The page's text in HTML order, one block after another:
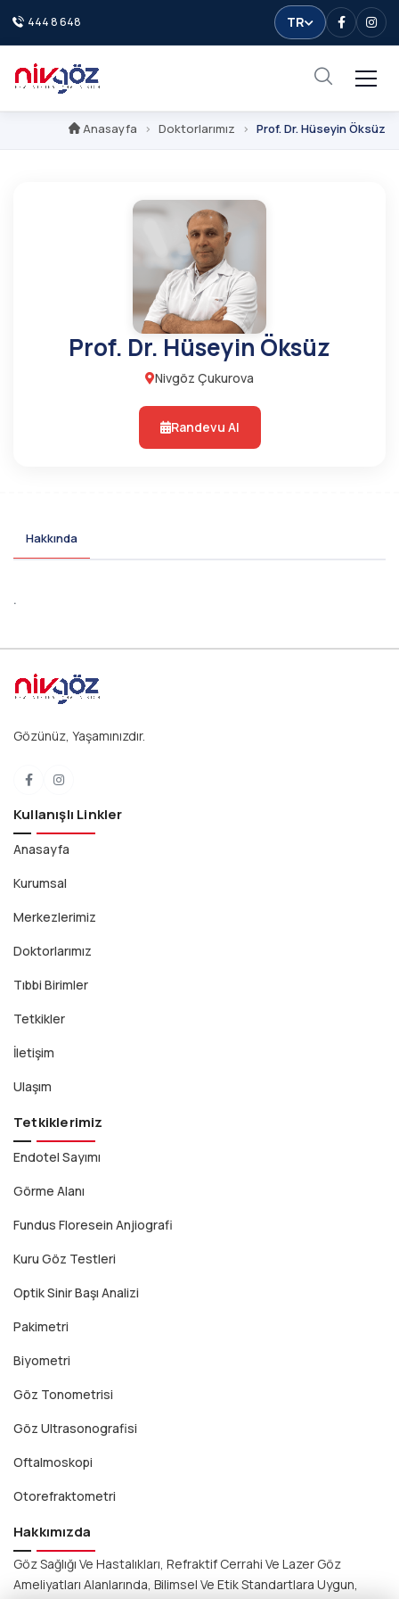
444 8 648 TR
Facebook
Anasayfa Doktorlarımız Prof. Dr. Hüseyin Öksüz
Prof. Dr. Hüseyin Öksüz
Nivgöz Çukurova
Randevu Al
Hakkında
.
Gözünüz, Yaşamınızdır.
FacebookInstagram
Kullanışlı Linkler
Anasayfa
Kurumsal
Merkezlerimiz
Doktorlarımız
Tıbbi Birimler
Tetkikler
İletişim
Ulaşım
Tetkiklerimiz
Endotel Sayımı
Görme Alanı
Fundus Floresein Anjiografi
Kuru Göz Testleri
Optik Sinir Başı Analizi
Pakimetri
Biyometri
Göz Tonometrisi
Göz Ultrasonografisi
Oftalmoskopi
Otorefraktometri
Hakkımızda
Göz Sağlığı Ve Hastalıkları, Refraktif Cerrahi Ve Lazer Göz
Ameliyatları Alanlarında, Bilimsel Ve Etik Standartlara Uygun,